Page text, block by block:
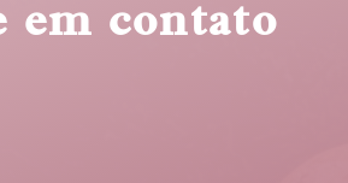
em contato